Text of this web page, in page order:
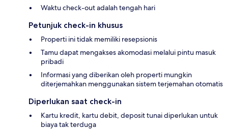
Waktu check-out adalah tengah hari
Petunjuk check-in khusus
Properti ini tidak memiliki resepsionis
Tamu dapat mengakses akomodasi melalui pintu masuk
pribadi
Informasi yang diberikan oleh properti mungkin
diterjemahkan menggunakan sistem terjemahan otomatis
Diperlukan saat check-in
Kartu kredit, kartu debit, deposit tunai diperlukan untuk
biaya tak terduga